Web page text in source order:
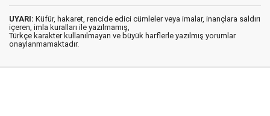
UYARI: Küfür, hakaret, rencide edici cümleler veya imalar, inançlara saldırı
içeren, imla kuralları ile yazılmamış,
Türkçe karakter kullanılmayan ve büyük harflerle yazılmış yorumlar
onaylanmamaktadır.